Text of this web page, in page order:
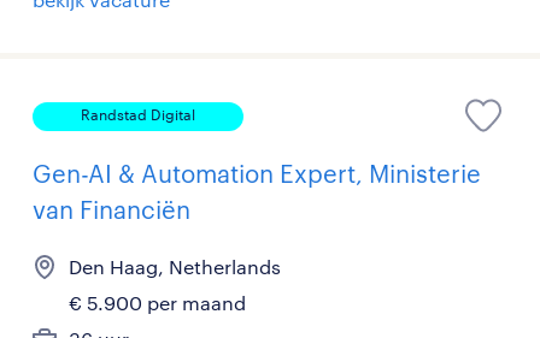
Randstad Digital
Gen-AI & Automation Expert, Ministerie
van Financiën
Den Haag, Netherlands
€ 5.900 per maand